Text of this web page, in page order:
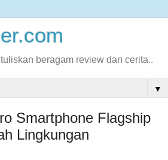
beragam review dan cerita..
▼
Smartphone Flagship
Lingkungan